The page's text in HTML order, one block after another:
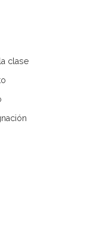
clase